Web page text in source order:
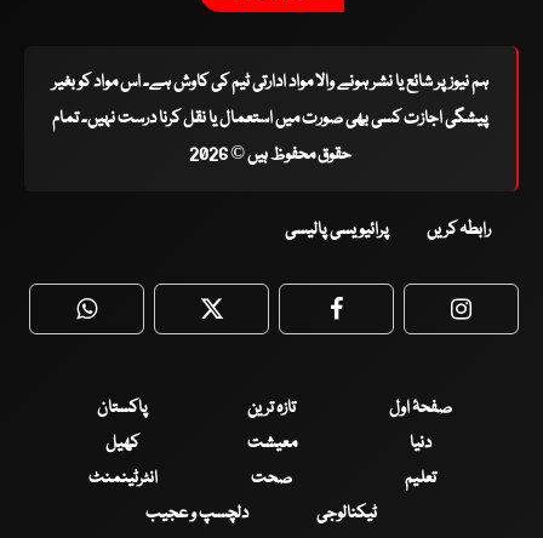
ہم نیوز پر شائع یا نشر ہونے والا مواد ادارتی ٹیم کی کاوش ہے۔ اس مواد کو بغیر
پیشگی اجازت کسی بھی صورت میں استعمال یا نقل کرنا درست نہیں۔ تمام
حقوق محفوظ ہیں © 2026
رابطہ کریں پرائیویسی پالیسی
WhatsApp Twitter Facebook
صفحۂ اول تازہ ترین
پاکستان
دنیا
معیشت
کھیل
تعلیم
صحت
انٹرٹینمنٹ
ٹیکنالوجی
دلچسپ و عجیب